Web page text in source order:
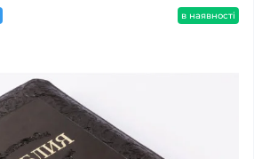
в наявності